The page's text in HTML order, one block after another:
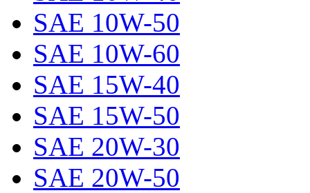
SAE 10W-50
SAE 10W-60
SAE 15W-40
SAE 15W-50
SAE 20W-30
SAE 20W-50